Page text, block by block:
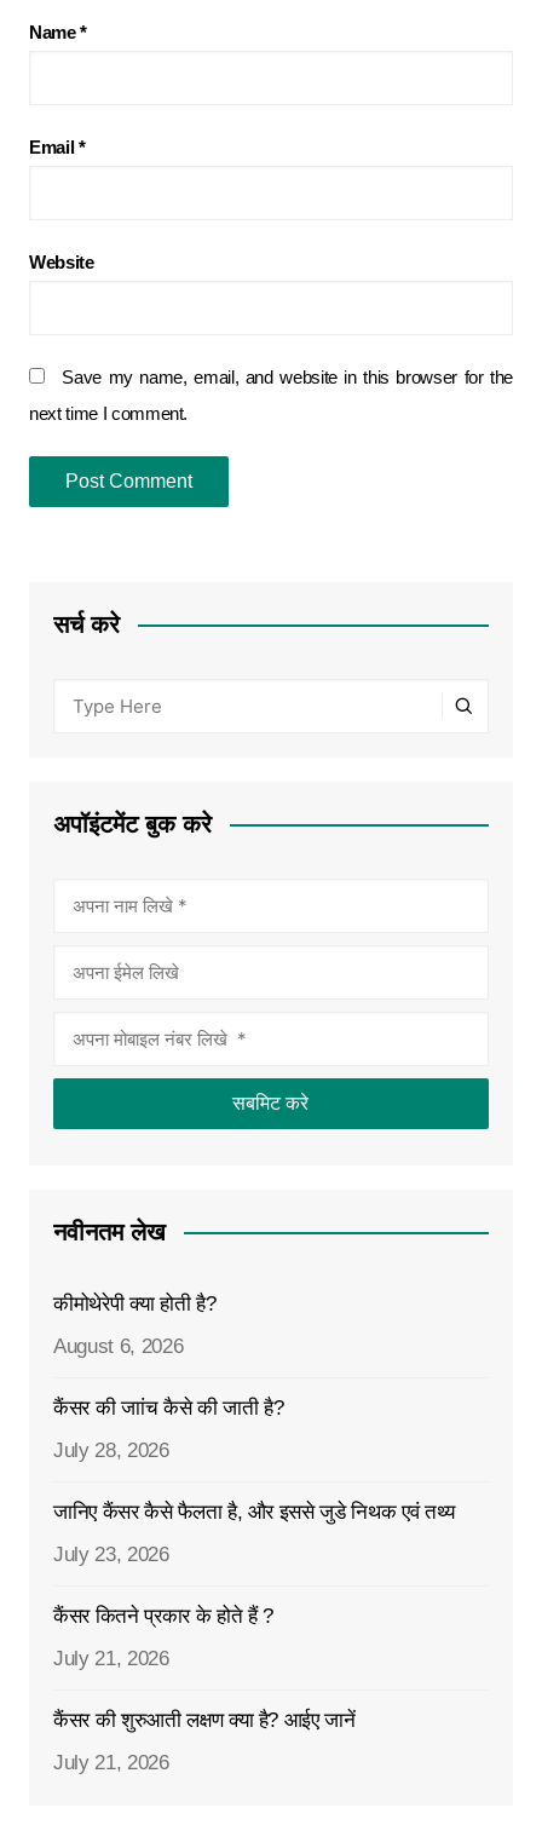
Name*
Email*
Website
Save my name, email, and website in this browser for the
next time I comment.
सर्च करे
अपॉइंटमेंट बुक करे
नवीनतम लेख
कीमोथेरेपी क्या होती है?
August 6, 2026
कैंसर की जाांच कैसे की जाती है?
July 28, 2026
जानिए कैंसर कैसे फैलता है, और इससे जुडे निथक एवं तथ्य
July 23, 2026
कैंसर कितने प्रकार के होते हैं ?
July 21, 2026
कैंसर की शुरुआती लक्षण क्या है? आईए जानें
July 21, 2026